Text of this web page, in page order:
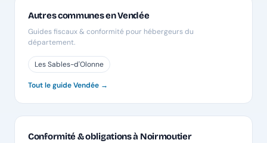
Autres communes en Vendée
Guides fiscaux & conformité pour hébergeurs du
département.
Les Sables-d'Olonne
Tout le guide Vendée →
Conformité & obligations à Noirmoutier